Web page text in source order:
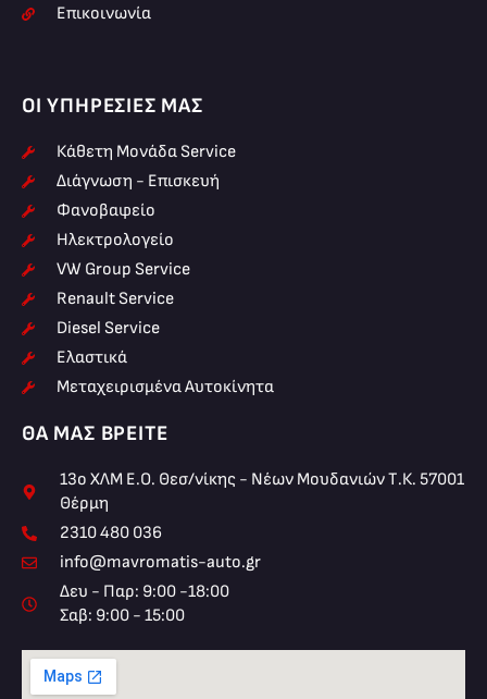
Επικοινωνία
ΟΙ ΥΠΗΡΕΣΊΕΣ ΜΑΣ
Κάθετη Μονάδα Service
Διάγνωση - Επισκευή
Φανοβαφείο
Ηλεκτρολογείο
VW Group Service
Renault Service
Diesel Service
Ελαστικά
Μεταχειρισμένα Αυτοκίνητα
ΘΑ ΜΑΣ ΒΡΕΊΤΕ
13ο ΧΛΜ Ε.Ο. Θεσ/νίκης - Νέων Μουδανιών Τ.Κ. 57001
Θέρμη
2310 480 036
info@mavromatis-auto.gr
Δευ - Παρ: 9:00 -18:00
Σαβ: 9:00 - 15:00